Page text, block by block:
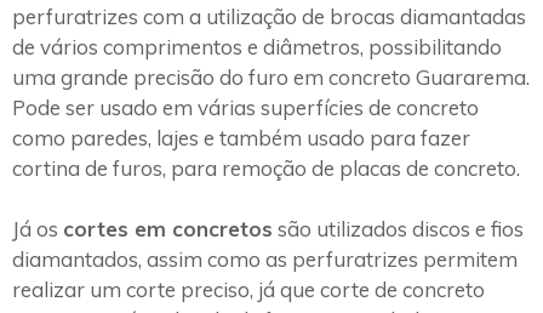
perfuratrizes com a utilização de brocas diamantadas
de vários comprimentos e diâmetros, possibilitando
uma grande precisão do furo em concreto Guararema.
Pode ser usado em várias superfícies de concreto
como paredes, lajes e também usado para fazer
cortina de furos, para remoção de placas de concreto.
Já os cortes em concretos são utilizados discos e fios
diamantados, assim como as perfuratrizes permitem
realizar um corte preciso, já que corte de concreto